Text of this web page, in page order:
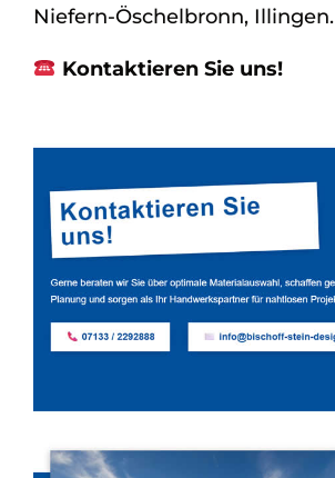
Niefern-Öschelbronn, Illingen.
Kontaktieren Sie uns!